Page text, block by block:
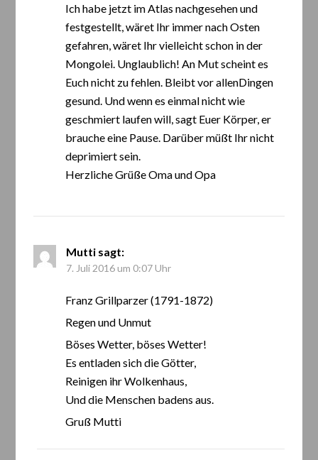
Ich habe jetzt im Atlas nachgesehen und
festgestellt, wäret Ihr immer nach Osten
gefahren, wäret Ihr vielleicht schon in der
Mongolei. Unglaublich! An Mut scheint es
Euch nicht zu fehlen. Bleibt vor allenDingen
gesund. Und wenn es einmal nicht wie
geschmiert laufen will, sagt Euer Körper, er
brauche eine Pause. Darüber müßt Ihr nicht
deprimiert sein.
Herzliche Grüße Oma und Opa
Mutti sagt:
7. Juli 2016 um 0:07 Uhr
Franz Grillparzer (1791-1872)
Regen und Unmut
Böses Wetter, böses Wetter!
Es entladen sich die Götter,
Reinigen ihr Wolkenhaus,
Und die Menschen badens aus.
Gruß Mutti